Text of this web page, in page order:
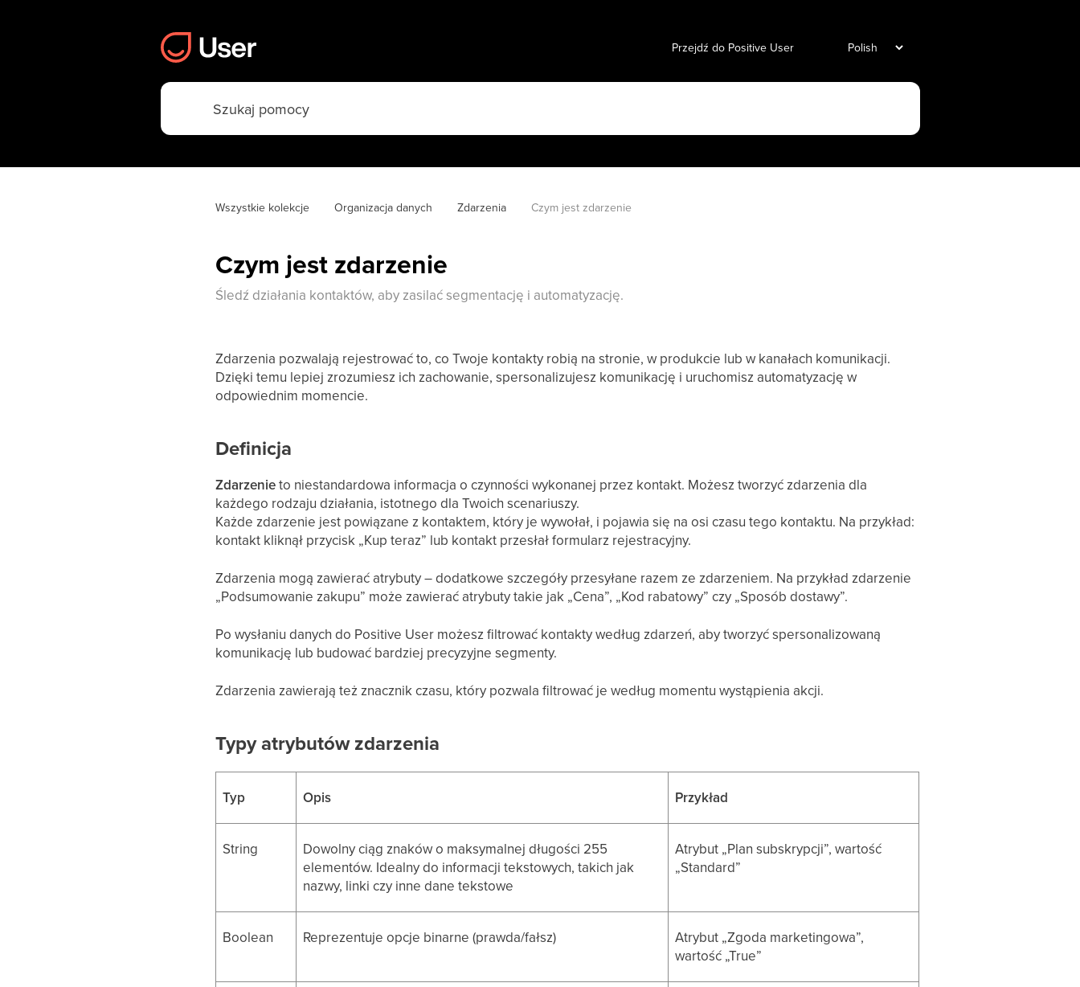
Przejdź do Positive User
Wszystkie kolekcje Organizacja danych Zdarzenia Czym jest zdarzenie
Czym jest zdarzenie
Śledź działania kontaktów, aby zasilać segmentację i automatyzację.
Zdarzenia pozwalają rejestrować to, co Twoje kontakty robią na stronie, w produkcie lub w kanałach komunikacji.
Dzięki temu lepiej zrozumiesz ich zachowanie, spersonalizujesz komunikację i uruchomisz automatyzację w
odpowiednim momencie.
Definicja
Zdarzenieto niestandardowa informacja o czynności wykonanej przez kontakt. Możesz tworzyć zdarzenia dla
każdego rodzaju działania, istotnego dla Twoich scenariuszy.
Każde zdarzenie jest powiązane z kontaktem, który je wywołał, i pojawia się na osi czasu tego kontaktu. Na przykład:
kontakt kliknął przycisk „Kup teraz” lub kontakt przesłał formularz rejestracyjny.
Zdarzenia mogą zawierać atrybuty – dodatkowe szczegóły przesyłane razem ze zdarzeniem. Na przykład zdarzenie
„Podsumowanie zakupu” może zawierać atrybuty takie jak „Cena”, „Kod rabatowy” czy „Sposób dostawy”.
Po wysłaniu danych do Positive User możesz filtrować kontakty według zdarzeń, aby tworzyć spersonalizowaną
komunikację lub budować bardziej precyzyjne segmenty.
Zdarzenia zawierają też znacznik czasu, który pozwala filtrować je według momentu wystąpienia akcji.
Typy atrybutów zdarzenia
Typ Opis Przykład
String
Dowolny ciąg znaków o maksymalnej długości 255
elementów. Idealny do informacji tekstowych, takich jak
nazwy, linki czy inne dane tekstowe
Atrybut „Plan subskrypcji”, wartość
„Standard”
Boolean Reprezentuje opcje binarne (prawda/fałsz)
Atrybut „Zgoda marketingowa”,
wartość „True”